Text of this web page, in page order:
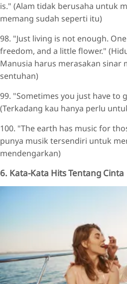
is." (Alam tidak berusaha untuk
memang sudah seperti itu)
98. "Just living is not enough.
freedom, and a little flower."
Manusia harus merasakan sinar
sentuhan)
99. "Sometimes you just have to
(Terkadang kau hanya perlu
100. "The earth has music for
punya musik tersendiri untuk
mendengarkan)
6. Kata-Kata Hits Tentang Cinta